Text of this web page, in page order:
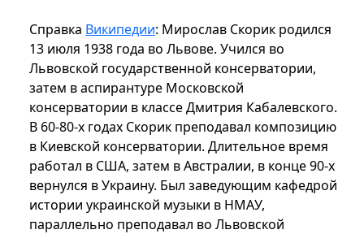
Справка Википедии: Мирослав Скорик родился
13 июля 1938 года во Львове. Учился во
Львовской государственной консерватории,
затем в аспирантуре Московской
консерватории в классе Дмитрия Кабалевского.
В 60-80-х годах Скорик преподавал композицию
в Киевской консерватории. Длительное время
работал в США, затем в Австралии, в конце 90-х
вернулся в Украину. Был заведующим кафедрой
истории украинской музыки в НМАУ,
параллельно преподавал во Львовской